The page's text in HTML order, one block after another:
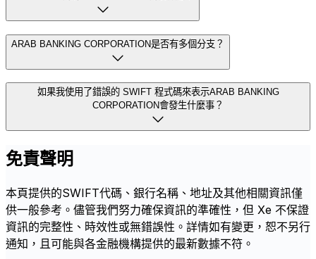
ARAB BANKING CORPORATION是否有多個分支？
如果我使用了錯誤的 SWIFT 程式碼來表示ARAB BANKING
CORPORATION會發生什麼事？
免責聲明
本頁提供的SWIFT代碼、銀行名稱、地址及其他相關資訊僅
供一般參考。儘管我們努力確保資訊的準確性，但 Xe 不保證
資訊的完整性、時效性或無錯誤性。詳情如有變更，恕不另行
通知，且可能與各金融機構提供的最新數據不符。